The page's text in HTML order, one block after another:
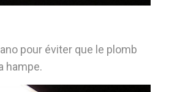
pour éviter que le plomb
hampe.